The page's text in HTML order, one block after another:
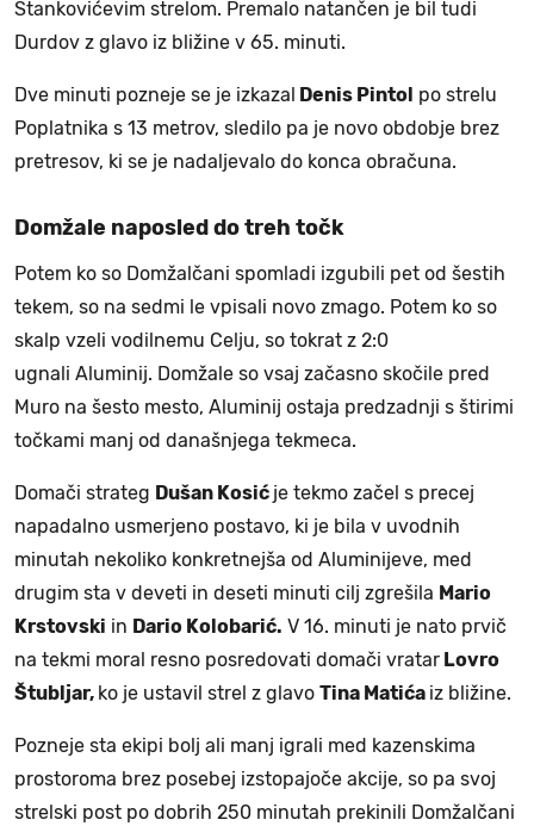
Stankovićevim strelom. Premalo natančen je bil tudi
Durdov z glavo iz bližine v 65. minuti.
Dve minuti pozneje se je izkazal Denis Pintol po strelu
Poplatnika s 13 metrov, sledilo pa je novo obdobje brez
pretresov, ki se je nadaljevalo do konca obračuna.
Domžale naposled do treh točk
Potem ko so Domžalčani spomladi izgubili pet od šestih
tekem, so na sedmi le vpisali novo zmago. Potem ko so
skalp vzeli vodilnemu Celju, so tokrat z 2:0
ugnali Aluminij. Domžale so vsaj začasno skočile pred
Muro na šesto mesto, Aluminij ostaja predzadnji s štirimi
točkami manj od današnjega tekmeca.
Domači strateg Dušan Kosić je tekmo začel s precej
napadalno usmerjeno postavo, ki je bila v uvodnih
minutah nekoliko konkretnejša od Aluminijeve, med
drugim sta v deveti in deseti minuti cilj zgrešila Mario
Krstovski in Dario Kolobarić. V 16. minuti je nato prvič
na tekmi moral resno posredovati domači vratar Lovro
Štubljar, ko je ustavil strel z glavo Tina Matića iz bližine.
Pozneje sta ekipi bolj ali manj igrali med kazenskima
prostoroma brez posebej izstopajoče akcije, so pa svoj
strelski post po dobrih 250 minutah prekinili Domžalčani